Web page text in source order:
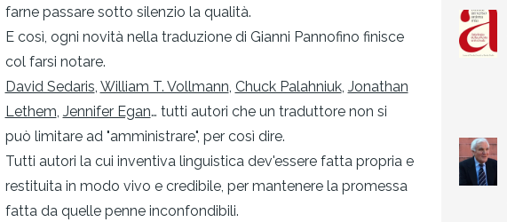
farne passare sotto silenzio la qualità.
E così, ogni novità nella traduzione di Gianni Pannofino finisce
col farsi notare.
David Sedaris, William T. Vollmann, Chuck Palahniuk, Jonathan
Lethem, Jennifer Egan… tutti autori che un traduttore non si
può limitare ad "amministrare", per così dire.
Tutti autori la cui inventiva linguistica dev'essere fatta propria e
restituita in modo vivo e credibile, per mantenere la promessa
fatta da quelle penne inconfondibili.